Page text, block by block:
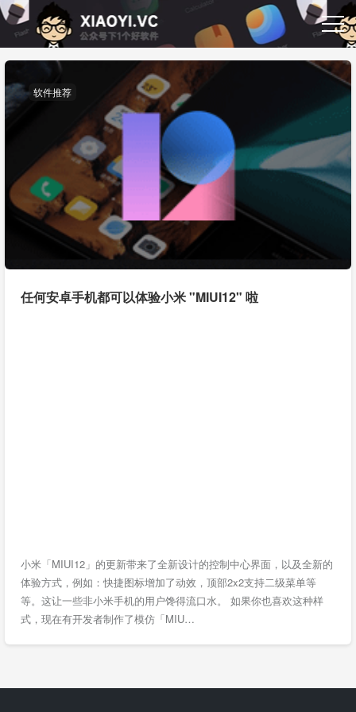
软件推荐
任何安卓手机都可以体验小米 "MIUI12" 啦
小米「MIUI12」的更新带来了全新设计的控制中心界面，以及全新的
体验方式，例如：快捷图标增加了动效，顶部2x2支持二级菜单等
等。这让一些非小米手机的用户馋得流口水。 如果你也喜欢这种样
式，现在有开发者制作了模仿「MIU…